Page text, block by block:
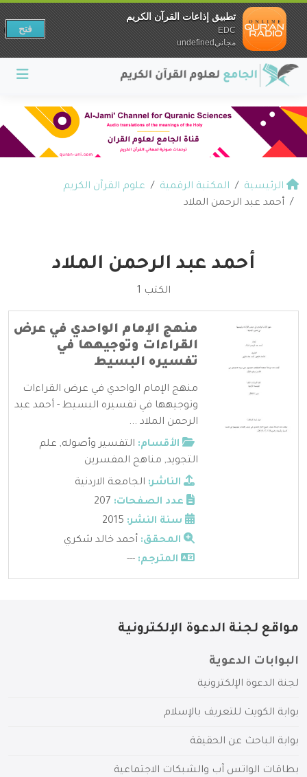
الرئيسية المكتبة الرقمية
علوم القرآن الكريم
أحمد عبد الرحمن الملاد
أحمد عبد الرحمن الملاد
الكتب 1
منهج الإمام الواحدي في عرض
القراءات وتوجيهها في
تفسيره البسيط
منهج الإمام الواحدي في عرض القراءات
وتوجيهها في تفسيره البسيط - أحمد عبد
الرحمن الملاد ...
الأقسام: التفسير وأصوله, علم
التجويد, مناهج المفسرين
الناشر: الجامعة الاردنية
عدد الصفحات:
سنة النشر:
المحقق: أحمد خالد شكري
المترجم: ---
مواقع لجنة الدعوة الإلكترونية
البوابات الدعوية
لجنة الدعوة الإلكترونية
بوابة الكويت للتعريف بالإسلام
بوابة الباحث عن الحقيقة
بطاقات الواتس آب والشبكات الاجتماعية
تطبيق إذاعات القرآن الكريم
EDC
مجانيundefined
فتح